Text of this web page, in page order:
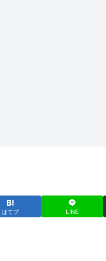
はてブ LINE